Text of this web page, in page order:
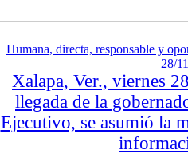
Humana, directa, responsable y
28/
Xalapa, Ver., viernes
llegada de la
Ejecutivo, se asumió la